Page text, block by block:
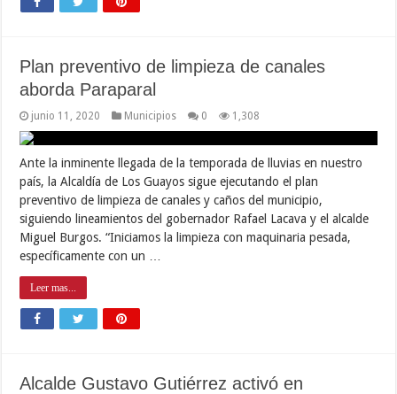
Plan preventivo de limpieza de canales
aborda Paraparal
junio 11, 2020 Municipios 0 1,308
Ante la inminente llegada de la temporada de lluvias en nuestro
país, la Alcaldía de Los Guayos sigue ejecutando el plan
preventivo de limpieza de canales y caños del municipio,
siguiendo lineamientos del gobernador Rafael Lacava y el alcalde
Miguel Burgos. “Iniciamos la limpieza con maquinaria pesada,
específicamente con un …
Leer mas...
Alcalde Gustavo Gutiérrez activó en